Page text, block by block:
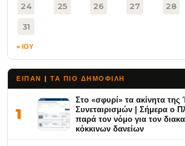
24 25 26 27 28
31
« ΙΟΥ
ΕΙΠΑΝ | ΤΑ ΠΙΟ ΔΗΜΟΦΙΛΉ
1
Στο «σφυρί» τα ακίνητα
Συνεταιρισμών | Σήμερα ο
παρά τον νόμο για τον
κόκκινων δανείων